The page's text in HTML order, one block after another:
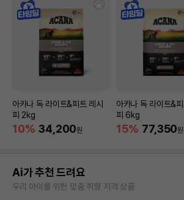
아카나 독 라이트&피트 레시
피 2kg
10% 34,200원
아카나 독 라이트&
피 6kg
15% 77,350원
Ai가 추천 드려요
우리 아이를 위한 맞춤 취향 저격 상품